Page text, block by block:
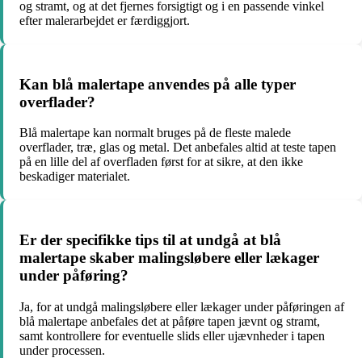
og stramt, og at det fjernes forsigtigt og i en passende vinkel
efter malerarbejdet er færdiggjort.
Kan blå malertape anvendes på alle typer
overflader?
Blå malertape kan normalt bruges på de fleste malede
overflader, træ, glas og metal. Det anbefales altid at teste tapen
på en lille del af overfladen først for at sikre, at den ikke
beskadiger materialet.
Er der specifikke tips til at undgå at blå
malertape skaber malingsløbere eller lækager
under påføring?
Ja, for at undgå malingsløbere eller lækager under påføringen af
blå malertape anbefales det at påføre tapen jævnt og stramt,
samt kontrollere for eventuelle slids eller ujævnheder i tapen
under processen.